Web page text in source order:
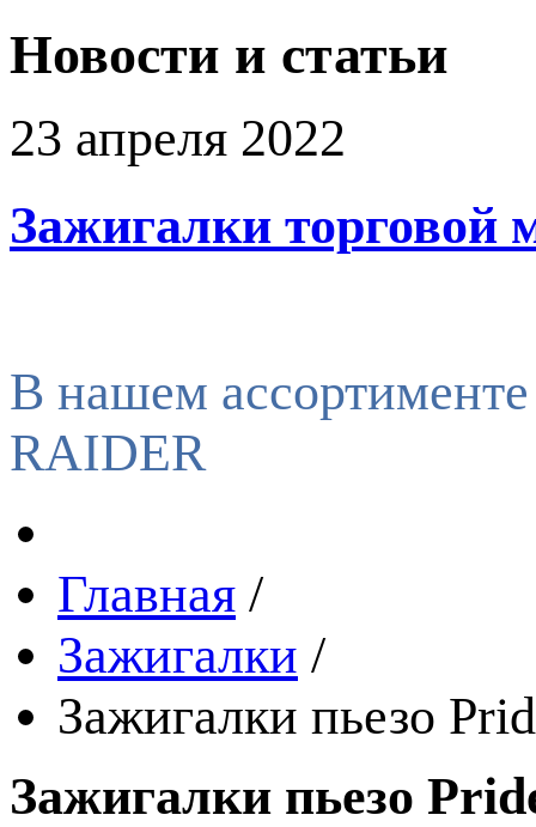
Новости и статьи
23 апреля 2022
Зажигалки торговой
В нашем
RAIDER
Главная /
Зажигалки /
Зажигалки пьезо
Зажигалки пьезо